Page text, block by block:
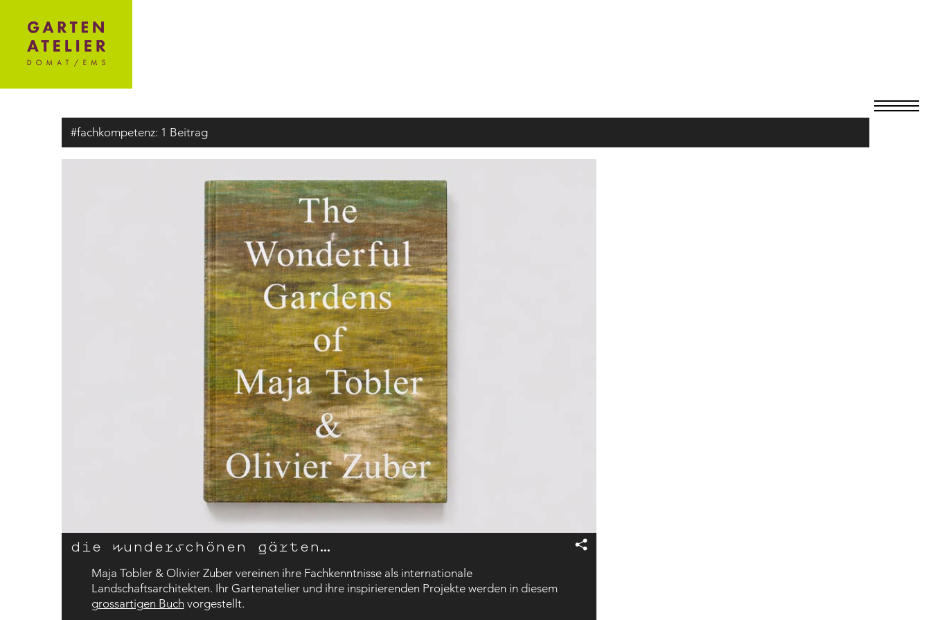
#fachkompetenz: 1 Beitrag
die wunderschönen gärten…
Maja Tobler & Olivier Zuber vereinen ihre Fachkenntnisse als internationale
Landschaftsarchitekten. Ihr Gartenatelier und ihre inspirierenden Projekte werden in diesem
grossartigen Buch vorgestellt.